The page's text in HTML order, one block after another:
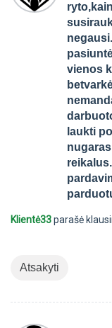
vienos
laukti
Klientė33parašė
Atsakyti